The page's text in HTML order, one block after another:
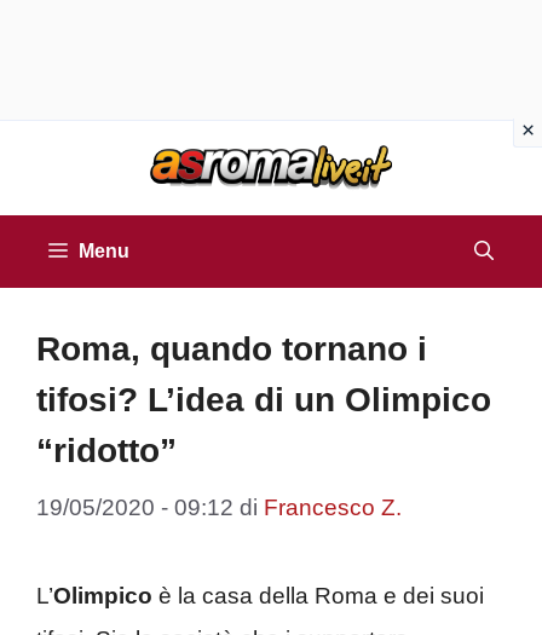
Menu
Roma, quando tornano i
tifosi? L’idea di un Olimpico
“ridotto”
19/05/2020 - 09:12 di Francesco Z.
L’Olimpico è la casa della Roma e dei suoi